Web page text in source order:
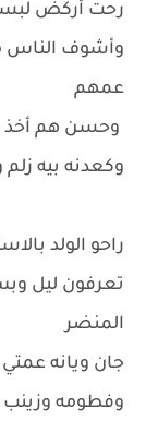
رحت أركض
وأشوف الناس
عمهم
وحسن هم أخذ
وكعدنه بيه
راحو الولد
تعرفون ليل
المنضر
وفطومه